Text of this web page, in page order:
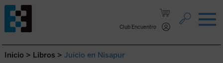
Club Encuentro
Saltar al contenido.
Inicio > Libros > Juicio en Nisapur